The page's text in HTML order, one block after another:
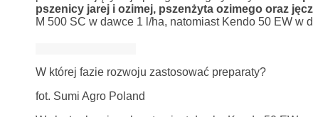
pszenicy jarej i ozimej, pszenżyta ozimego oraz
M 500 SC w dawce 1 l/ha, natomiast Kendo 50 EW w
W której fazie rozwoju zastosować preparaty?
fot. Sumi Agro Poland